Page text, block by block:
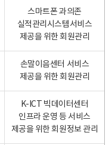
스마트폰 과의존
실적관리시스템서비스
제공을 위한 회원관리
손말이음센터 서비스
제공을 위한 회원관리
K-ICT 빅데이터센터
인프라 운영 등 서비스
제공을 위한 회원정보 관리